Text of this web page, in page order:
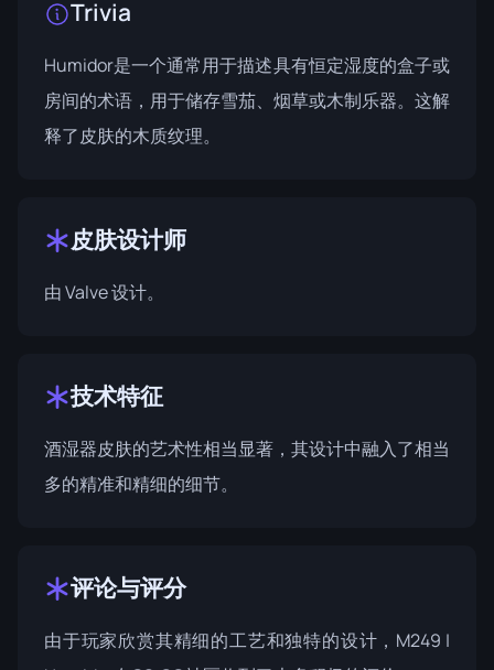
Trivia
Humidor是一个通常用于描述具有恒定湿度的盒子或
房间的术语，用于储存雪茄、烟草或木制乐器。这解
释了皮肤的木质纹理。
皮肤设计师
由Valve设计。
技术特征
酒湿器皮肤的艺术性相当显著，其设计中融入了相当
多的精准和精细的细节。
评论与评分
由于玩家欣赏其精细的工艺和独特的设计，M249 |